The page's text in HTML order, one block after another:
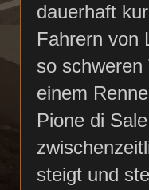
dauerhaft
Fahrern von
so schweren
einem
Pione di
steigt und